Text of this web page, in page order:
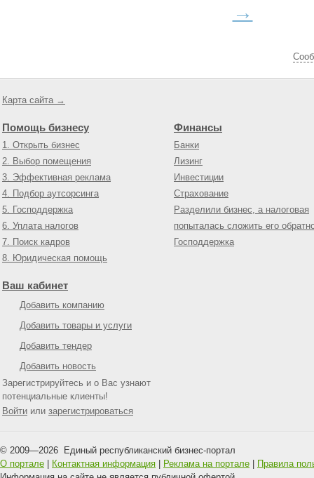
→
Карта сайта →
Помощь бизнесу
1. Открыть бизнес
2. Выбор помещения
3. Эффективная реклама
4. Подбор аутсорсинга
5. Господдержка
6. Уплата налогов
7. Поиск кадров
8. Юридическая помощь
Финансы
Банки
Лизинг
Инвестиции
Страхование
Разделили бизнес, а налоговая
попыталась сложить его
Господдержка
Ваш кабинет
Добавить компанию
Добавить товары и услуги
Добавить тендер
Добавить новость
Зарегистрируйтесь и о Вас узнают
потенциальные клиенты!
Войти или зарегистрироваться
© 2009—2026 Единый республиканский бизнес-портал
О портале
Контактная информация Реклама на портале
Правила